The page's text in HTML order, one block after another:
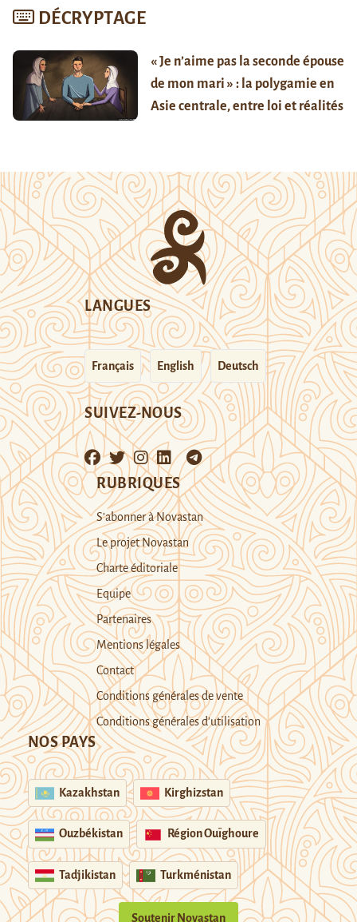
DÉCRYPTAGE
« Je n’aime pas la seconde épouse
de mon mari » : la polygamie en
Asie centrale, entre loi et réalités
LANGUES
Français English Deutsch
SUIVEZ-NOUS
RUBRIQUES
S’abonner à Novastan
Le projet Novastan
Charte éditoriale
Equipe
Partenaires
Mentions légales
Contact
Conditions générales de vente
Conditions générales d’utilisation
NOS PAYS
Kazakhstan Kirghizstan
Ouzbékistan Région Ouïghoure
Tadjikistan Turkménistan
Soutenir Novastan